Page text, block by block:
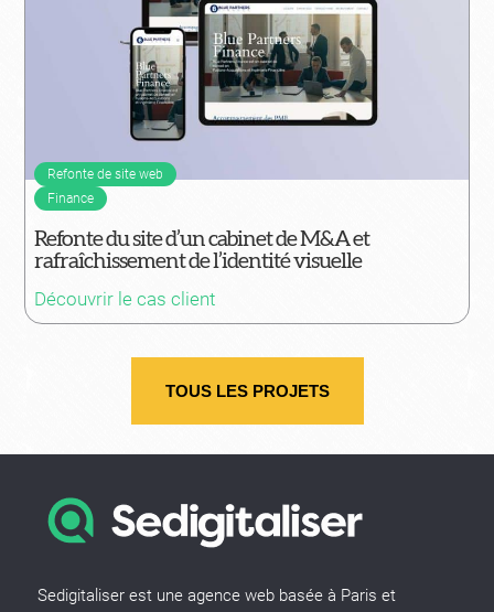
Refonte de site web
Finance
Refonte du site d’un cabinet de M&A et
rafraîchissement de l’identité visuelle
Découvrir le cas client
TOUS LES PROJETS
Sedigitaliser est une agence web basée à Paris et